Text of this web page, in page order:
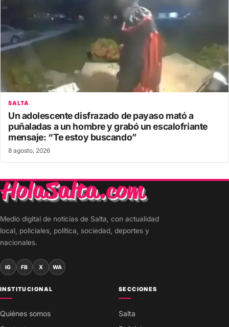
SALTA
Un adolescente disfrazado de payaso mató a
puñaladas a un hombre y grabó un escalofriante
mensaje: “Te estoy buscando”
8 agosto, 2026
Medio digital de noticias de Salta, con actualidad
local, policiales, política, sociedad, deportes y
nacionales.
IG FB X WA
INSTITUCIONAL
Quiénes somos
SECCIONES
Salta